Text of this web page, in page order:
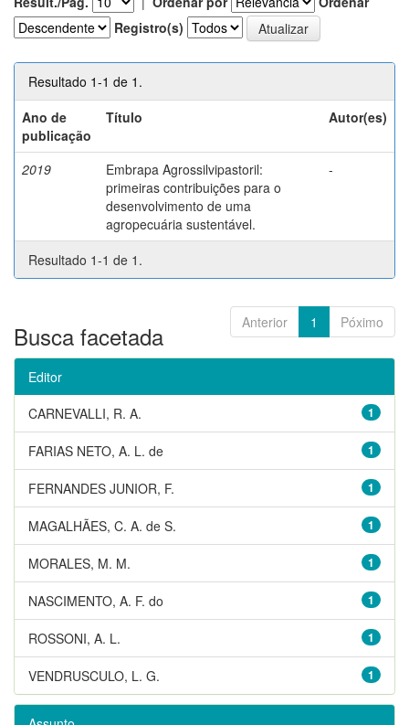
Registro(s)
Resultado 1-1 de 1.
Ano de
publicação
Título Autor(es)
2019
Embrapa Agrossilvipastoril:
primeiras contribuições para o
desenvolvimento de uma
agropecuária sustentável.
-
Resultado 1-1 de 1.
Anterior 1 Póximo
Busca facetada
Editor
1
CARNEVALLI, R. A.
1
FARIAS NETO, A. L. de
1
FERNANDES JUNIOR, F.
1
MAGALHÃES, C. A. de S.
1
MORALES, M. M.
1
NASCIMENTO, A. F. do
1
ROSSONI, A. L.
1
VENDRUSCULO, L. G.